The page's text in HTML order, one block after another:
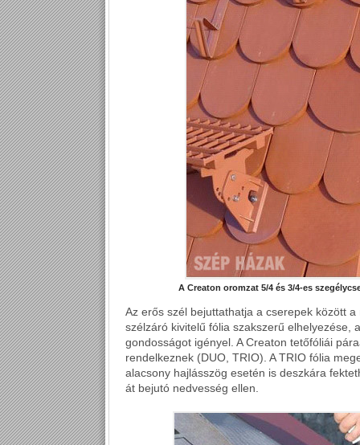
A Creaton oromzat 5/4 és 3/4-es
Az erős szél bejuttathatja a cserepek között
szélzáró kivitelű fólia szakszerű elhelyezése,
gondosságot igényel. A Creaton tetőfóliái
rendelkeznek (DUO, TRIO). A TRIO fólia
alacsony hajlásszög esetén is deszkára
át bejutó nedvesség ellen.